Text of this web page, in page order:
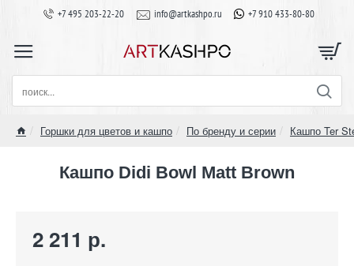
+7 495 203-22-20 info@artkashpo.ru +7 910 433-80-80
поиск...
Горшки для цветов и кашпо По бренду и серии Кашпо Ter
Кашпо Didi Bowl Matt Brown
2 211 р.